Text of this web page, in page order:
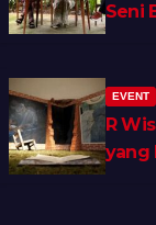
Seni
EVENT
R
yang